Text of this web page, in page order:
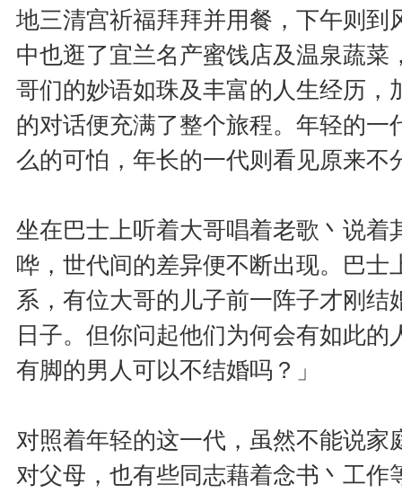
地三清宫祈福拜拜并用餐，下午则
中也逛了宜兰名产蜜饯店及温泉蔬
哥们的妙语如珠及丰富的人生经历
的对话便充满了整个旅程。年轻的
么的可怕，年长的一代则看见原来
坐在巴士上听着大哥唱着老歌丶说
哗，世代间的差异便不断出现。巴
系，有位大哥的儿子前一阵子才刚
日子。但你问起他们为何会有如此
有脚的男人可以不结婚吗？」
对照着年轻的这一代，虽然不能说
对父母，也有些同志藉着念书丶工